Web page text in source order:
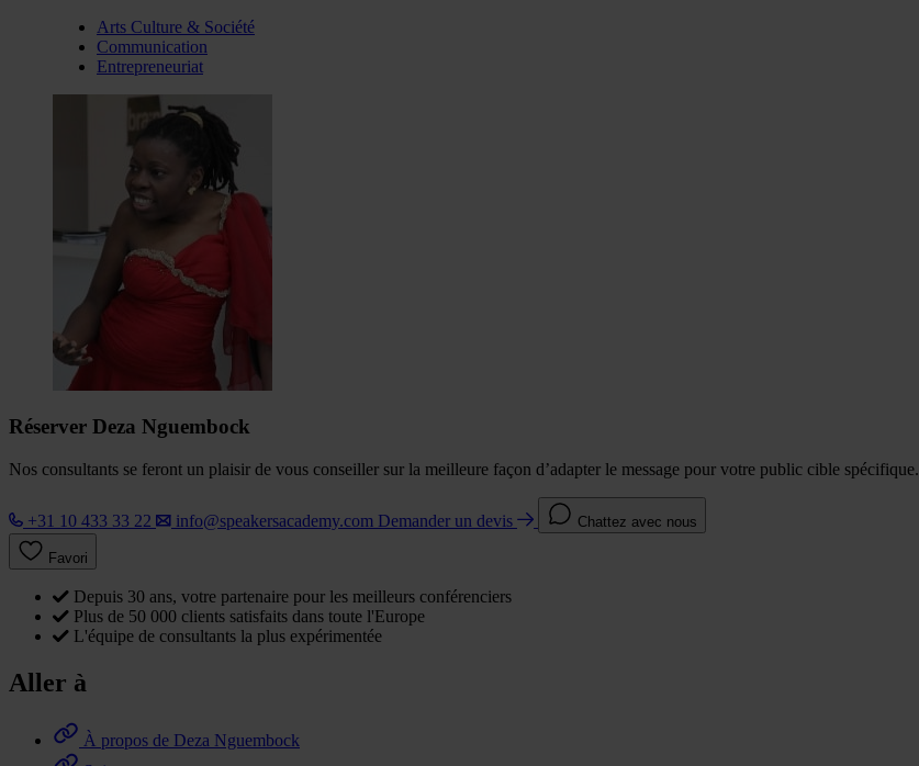
Arts Culture & Société
Communication
Entrepreneuriat
Réserver Deza Nguembock
Nos consultants se feront un plaisir de vous conseiller sur la meilleure façon d’adapter le message pour votre public cible spécifique.
+31 10 433 33 22 info@speakersacademy.com Demander un devis Chattez avec nous
Favori
Depuis 30 ans, votre partenaire pour les meilleurs conférenciers
Plus de 50 000 clients satisfaits dans toute l'Europe
L'équipe de consultants la plus expérimentée
Aller à
À propos de Deza Nguembock